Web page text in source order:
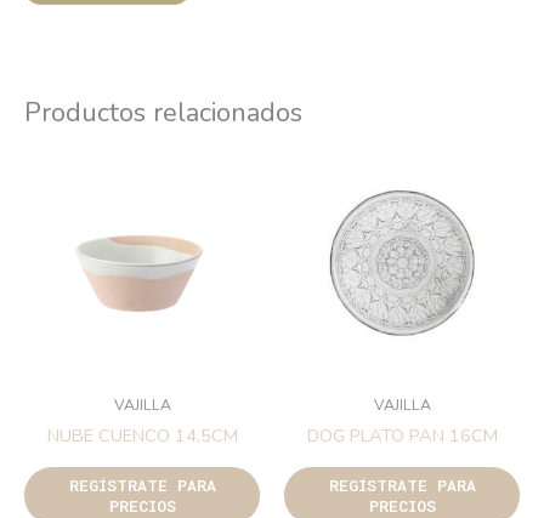
Productos relacionados
VAJILLA
NUBE CUENCO 14,5CM
REGÍSTRATE PARA
PRECIOS
VAJILLA
DOG PLATO PAN 16CM
REGÍSTRATE PARA
PRECIOS